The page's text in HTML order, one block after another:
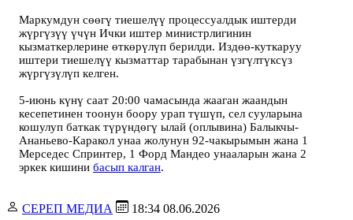
Маркумдун сөөгү тиешелүү процессуалдык иштерди
жүргүзүү үчүн Ички иштер министрлигинин
кызматкерлерине өткөрүлүп берилди. Издөө-куткаруу
иштери тиешелүү кызматтар тарабынан үзгүлтүксүз
жүргүзүлүп келген.
5-июнь күнү саат 20:00 чамасында жааган жаандын
кесепетинен тоонун боору урап түшүп, сел сууларына
кошулуп баткак түрүндөгү ылай (оплывина) Балыкчы-
Ананьево-Каракол унаа жолунун 92-чакырымын жана 1
Мерседес Спринтер, 1 Форд Мандео унааларын жана 2
эркек кишини басып калган.
СЕРЕП МЕДИА 18:34 08.06.2026